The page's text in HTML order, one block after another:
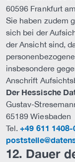
60596 Frankfurt
Sie haben zudem
sich bei der
der Ansicht sind,
insbesondere
Anschrift
Der Hessische
Gustav-
65189 Wiesbaden
Tel.+49 611 1408-
12. Dauer